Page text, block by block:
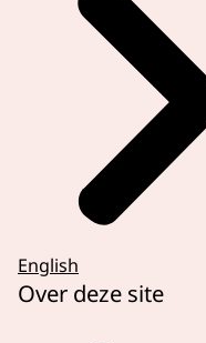
English
Over deze site